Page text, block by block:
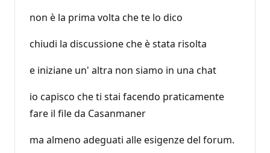
a
o
non è la prima volta che te lo dico
chiudi la discussione che è stata risolta
e iniziane un' altra non siamo in una chat
io capisco che ti stai facendo praticamente
fare il file da Casanmaner
ma almeno adeguati alle esigenze del forum.